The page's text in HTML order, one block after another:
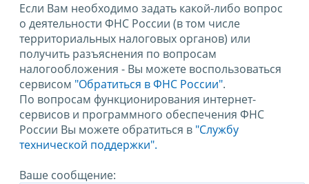
Если Вам необходимо задать какой-либо вопрос
о деятельности ФНС России (в том числе
территориальных налоговых органов) или
получить разъяснения по вопросам
налогообложения - Вы можете воспользоваться
сервисом "Обратиться в ФНС России".
По вопросам функционирования интернет-
сервисов и программного обеспечения ФНС
России Вы можете обратиться в "Службу
технической поддержки".
Ваше сообщение: